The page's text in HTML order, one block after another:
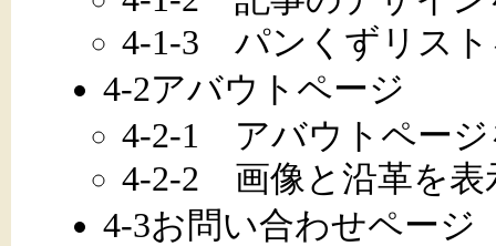
4-1-3 パンくずリスト
4-2アバウトページ
4-2-1 アバウトページ
4-2-2 画像と沿革を表
4-3お問い合わせページ